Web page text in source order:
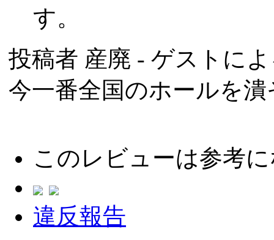
す。
投稿者 産廃 - ゲストに
今一番全国のホールを
このレビューは参考
違反報告